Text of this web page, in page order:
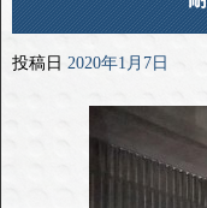
投稿日 2020年1月7日